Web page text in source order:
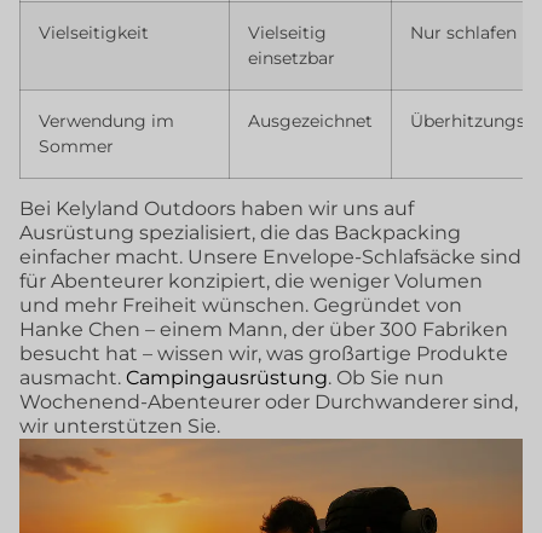
Vielseitigkeit
Vielseitig
einsetzbar
Nur schlafen
Verwendung im
Sommer
Ausgezeichnet
Bei Kelyland Outdoors haben wir uns auf
Ausrüstung spezialisiert, die das Backpacking
einfacher macht. Unsere Envelope-Schlafsäcke sind
für Abenteurer konzipiert, die weniger Volumen
und mehr Freiheit wünschen. Gegründet von
Hanke Chen – einem Mann, der über 300 Fabriken
besucht hat – wissen wir, was großartige Produkte
ausmacht. Campingausrüstung. Ob Sie nun
Wochenend-Abenteurer oder Durchwanderer sind,
wir unterstützen Sie.